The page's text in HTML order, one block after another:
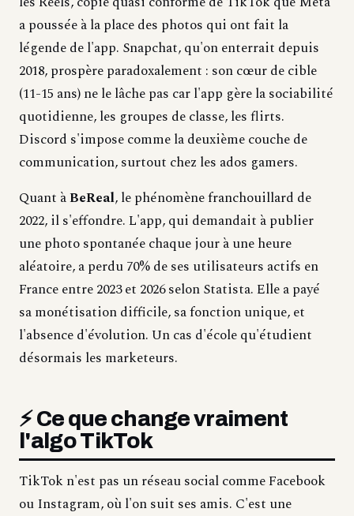
a poussée à la place des photos qui ont fait la
légende de l'app. Snapchat, qu'on enterrait depuis
2018, prospère paradoxalement : son cœur de cible
(11-15 ans) ne le lâche pas car l'app gère la sociabilité
quotidienne, les groupes de classe, les flirts.
Discord s'impose comme la deuxième couche de
communication, surtout chez les ados gamers.
Quant àBeReal, le phénomène franchouillard de
2022, il s'effondre. L'app, qui demandait à publier
une photo spontanée chaque jour à une heure
aléatoire, a perdu 70% de ses utilisateurs actifs en
France entre 2023 et 2026 selon Statista. Elle a payé
sa monétisation difficile, sa fonction unique, et
l'absence d'évolution. Un cas d'école qu'étudient
désormais les marketeurs.
⚡ Ce que change vraiment
l'algo TikTok
TikTok n'est pas un réseau social comme Facebook
ou Instagram, où l'on suit ses amis. C'est une